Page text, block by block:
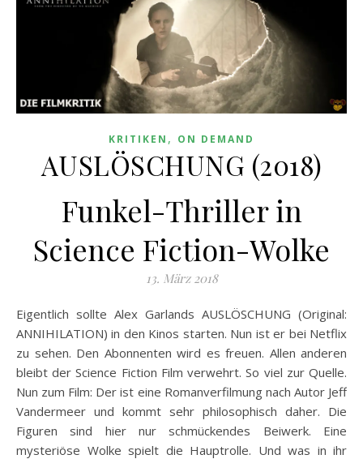
KRITIKEN , ON DEMAND
AUSLÖSCHUNG (2018)
Funkel-Thriller in
Science Fiction-Wolke
13. März 2018
Eigentlich sollte Alex Garlands AUSLÖSCHUNG (Original:
ANNIHILATION) in den Kinos starten. Nun ist er bei Netflix
zu sehen. Den Abonnenten wird es freuen. Allen anderen
bleibt der Science Fiction Film verwehrt. So viel zur Quelle.
Nun zum Film: Der ist eine Romanverfilmung nach Autor Jeff
Vandermeer und kommt sehr philosophisch daher. Die
Figuren sind hier nur schmückendes Beiwerk. Eine
mysteriöse Wolke spielt die Hauptrolle. Und was in ihr